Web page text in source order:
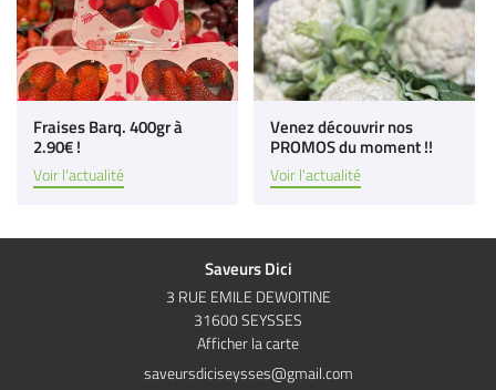
Avis
& Exclu
Contact
Inscription
Fraises Barq. 400gr à
2.90€ !
Voir l'actualité
Venez découvrir nos
PROMOS du moment !!
Voir l'actualité
Saveurs Dici
3 RUE EMILE DEWOITINE
31600 SEYSSES
Afficher la carte